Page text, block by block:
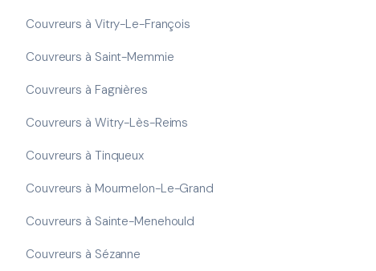
Couvreurs à Vitry-Le-François
Couvreurs à Saint-Memmie
Couvreurs à Fagnières
Couvreurs à Witry-Lès-Reims
Couvreurs à Tinqueux
Couvreurs à Mourmelon-Le-Grand
Couvreurs à Sainte-Menehould
Couvreurs à Sézanne